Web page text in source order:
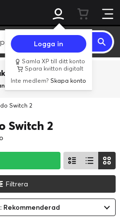
Logga in
Samla XP till ditt konto
Spara kvitton digitalt
Inte medlem?Skapa konto
över 800 kr.
frånBACK TO REALITY
Switch 2
Switch 2
Filtrera
Rekommenderad